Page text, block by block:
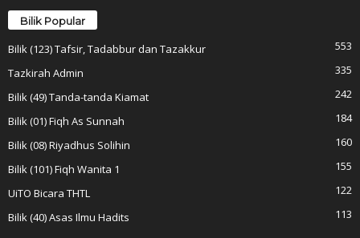
Bilik Popular
Bilik (123) Tafsir, Tadabbur dan Tazakkur
553
Tazkirah Admin
335
Bilik (49) Tanda-tanda Kiamat
242
Bilik (01) Fiqh As Sunnah
184
Bilik (08) Riyadhus Solihin
160
Bilik (101) Fiqh Wanita 1
155
UiTO Bicara THTL
122
Bilik (40) Asas Ilmu Hadits
113